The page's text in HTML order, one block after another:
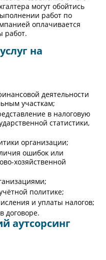
могут обойтись
работ по
оплачивается
работ.
на
деятельности
участкам;
в налоговую
статистики,
организации;
ошибок или
хозяйственной
политике;
и уплаты налогов;
договоре.
аутсорсинг